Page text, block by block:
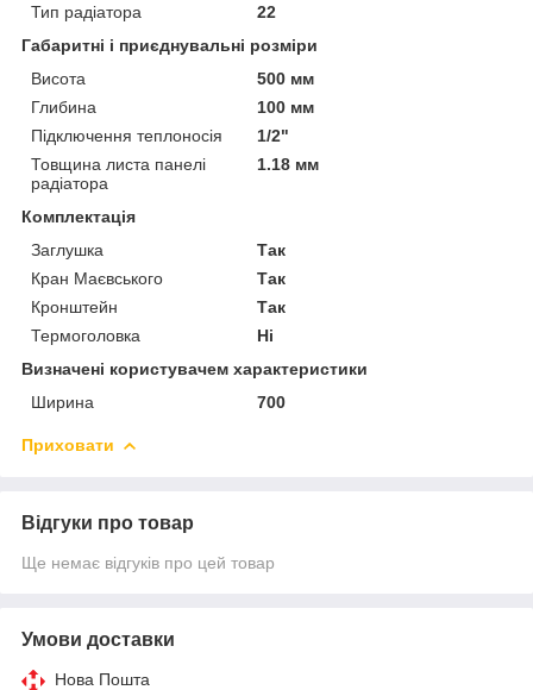
Тип радіатора
22
Габаритні і приєднувальні розміри
Висота
500 мм
Глибина
100 мм
Підключення теплоносія
1/2"
Товщина листа панелі
радіатора
1.18 мм
Комплектація
Заглушка
Так
Кран Маєвського
Так
Кронштейн
Так
Термоголовка
Ні
Визначені користувачем характеристики
Ширина
700
Приховати
Відгуки про товар
Ще немає відгуків про цей товар
Умови доставки
Нова Пошта